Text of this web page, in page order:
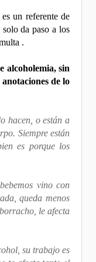
un referente de
da paso a los
.
alcoholemia, sin
de lo
hacen, o están a
Siempre están
es porque los
vino con
queda menos
le afecta
su trabajo es